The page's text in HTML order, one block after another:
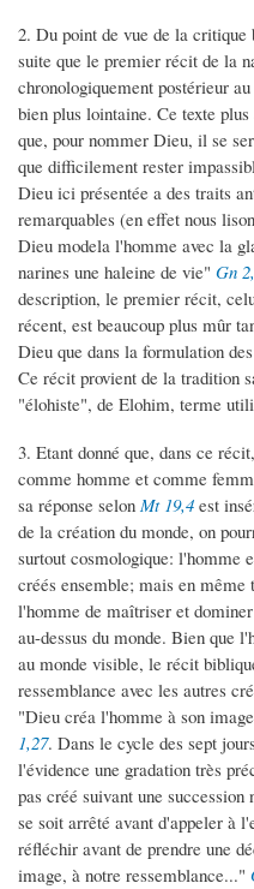
2. Du point de vue de la
suite que le premier récit de la
chronologiquement postérieur
bien plus lointaine. Ce texte
que, pour nommer Dieu, il se
que difficilement rester
Dieu ici présentée a des traits
remarquables (en effet nous
Dieu modela l'homme avec la
narines une haleine de vie" Gn
description, le premier récit,
récent, est beaucoup plus mûr
Dieu que dans la formulation
Ce récit provient de la tradition
"élohiste", de Elohim, terme
3. Etant donné que, dans ce
comme homme et comme
sa réponse selon Mt 19,4 est
de la création du monde, on
surtout cosmologique: l'homme
créés ensemble; mais en même
l'homme de maîtriser et
au-dessus du monde. Bien que
au monde visible, le récit
ressemblance avec les autres
"Dieu créa l'homme à son
1,27. Dans le cycle des sept
l'évidence une gradation très
pas créé suivant une
se soit arrêté avant d'appeler à
réfléchir avant de prendre une
image, à notre ressemblance..."